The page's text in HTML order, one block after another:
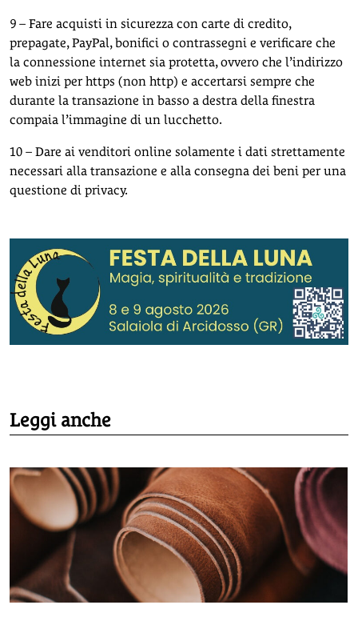
9 – Fare acquisti in sicurezza con carte di credito,
prepagate, PayPal, bonifici o contrassegni e verificare che
la connessione internet sia protetta, ovvero che l’indirizzo
web inizi per https (non http) e accertarsi sempre che
durante la transazione in basso a destra della finestra
compaia l’immagine di un lucchetto.
10 – Dare ai venditori online solamente i dati strettamente
necessari alla transazione e alla consegna dei beni per una
questione di privacy.
Leggi anche